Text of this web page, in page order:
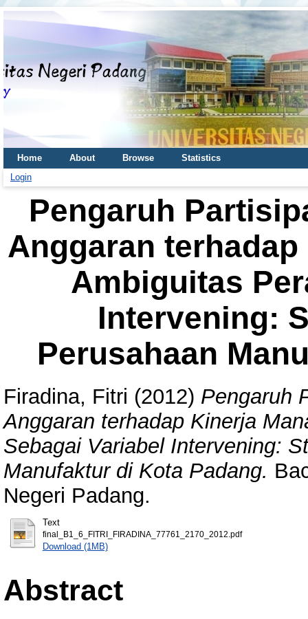
Home About Browse
Statistics
Login
Pengaruh
Anggaran
Ambiguitas
Intervening:
Perusahaan
Firadina, Fitri (2012) Pengaruh
Anggaran terhadap Kinerja
Sebagai Variabel Intervening:
Manufaktur di Kota Padang.
Negeri Padang.
Text
final_B1_6_FITRI_FIRADINA_77761_2170_2012.pdf
Download (1MB)
Abstract